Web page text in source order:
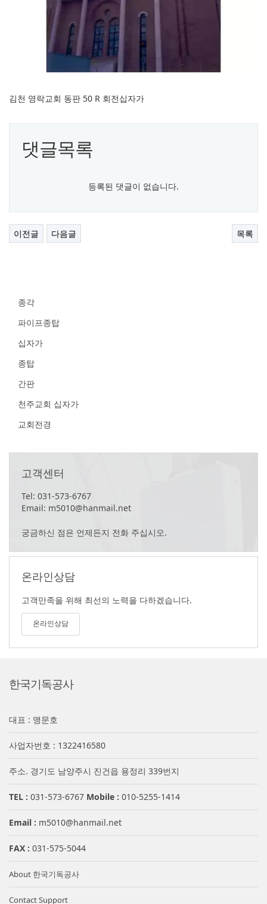
김천 영락교회 동판 50 R 회전십자가
댓글목록
등록된 댓글이 없습니다.
이전글 다음글 목록
종각
파이프종탑
십자가
종탑
간판
천주교회 십자가
교회전경
고객센터
Tel: 031-573-6767
Email: m5010@hanmail.net
궁금하신 점은 언제든지 전화 주십시오.
온라인상담
고객만족을 위해 최선의 노력을 다하겠습니다.
온라인상담
한국기독공사
대표 : 맹문호
사업자번호 : 1322416580
주소. 경기도 남양주시 진건읍 용정리 339번지
TEL : 031-573-6767 Mobile : 010-5255-1414
Email : m5010@hanmail.net
FAX : 031-575-5044
About 한국기독공사
Contact Support